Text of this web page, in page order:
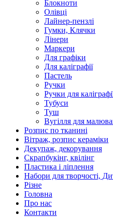
Блокноти
Олівці
Лайнер-пензлі
Гумки, Клячки
Лінери
Маркери
Для графіки
Для каліграфії
Пастель
Ручки
Ручки для
Тубуси
Туш
Вугілля для
Розпис по тканині
Вітраж, розпис кераміки
Декупаж, декорування
Скрапбукінг, квілінг
Пластика і ліплення
Набори для творчості,
Різне
Головна
Про нас
Контакти